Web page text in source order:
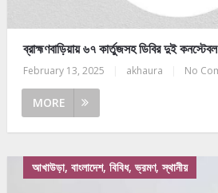
ব্রাহ্মণবাড়িয়ায় ৬৭ কার্তুজসহ ডিবির দুই
February 13, 2025 akhaura No
MORE
আখাউড়া, বাংলাদেশ, বিবিধ, ভ্রমণ, স্থানীয়